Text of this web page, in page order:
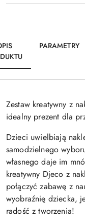
PARAMETRY
Zestaw kreatywny z
idealny prezent dla
Dzieci uwielbiają
samodzielnego
własnego daje im
kreatywny Djeco z
połączyć zabawę z
wyobraźnię dziecka,
radość z tworzenia!